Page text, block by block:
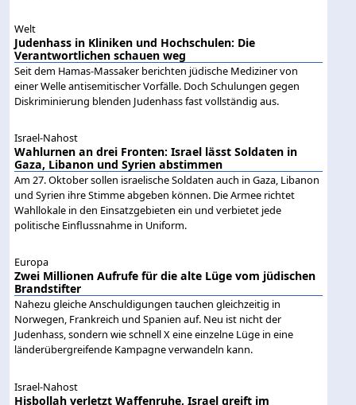
Welt
Judenhass in Kliniken und Hochschulen: Die
Verantwortlichen schauen weg
Seit dem Hamas-Massaker berichten jüdische Mediziner von
einer Welle antisemitischer Vorfälle. Doch Schulungen gegen
Diskriminierung blenden Judenhass fast vollständig aus.
Israel-Nahost
Wahlurnen an drei Fronten: Israel lässt Soldaten in
Gaza, Libanon und Syrien abstimmen
Am 27. Oktober sollen israelische Soldaten auch in Gaza, Libanon
und Syrien ihre Stimme abgeben können. Die Armee richtet
Wahllokale in den Einsatzgebieten ein und verbietet jede
politische Einflussnahme in Uniform.
Europa
Zwei Millionen Aufrufe für die alte Lüge vom jüdischen
Brandstifter
Nahezu gleiche Anschuldigungen tauchen gleichzeitig in
Norwegen, Frankreich und Spanien auf. Neu ist nicht der
Judenhass, sondern wie schnell X eine einzelne Lüge in eine
länderübergreifende Kampagne verwandeln kann.
Israel-Nahost
Hisbollah verletzt Waffenruhe, Israel greift im